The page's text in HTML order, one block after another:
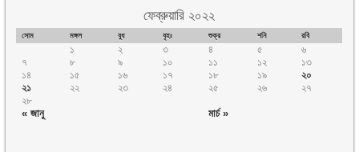
ফেব্রুয়ারি ২০২২
সোম মঙ্গল বুধ বৃহঃ শুক্র শনি রবি
« জানু মার্চ »
১ ২ ৩ ৪ ৫
৬
৭
৮ ৯ ১০ ১১ ১২
১৩
১৪
১৫ ১৬ ১৭ ১৮ ১৯
২০
২১
২২ ২৩ ২৪ ২৫ ২৬
২৭
২৮